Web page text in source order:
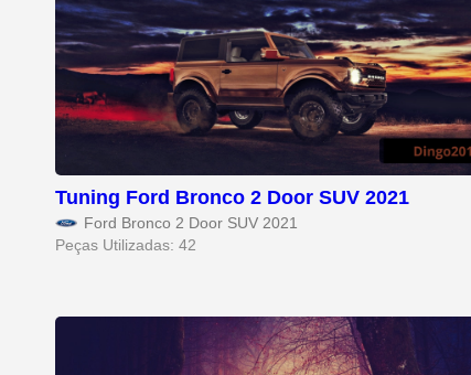
Tuning Ford Bronco 2 Door SUV 2021
Ford Bronco 2 Door SUV 2021
Peças Utilizadas: 42